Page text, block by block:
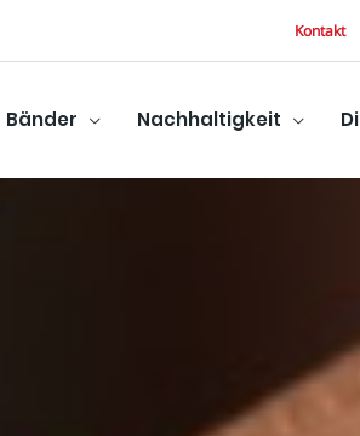
Kontakt
Bänder Nachhaltigkeit